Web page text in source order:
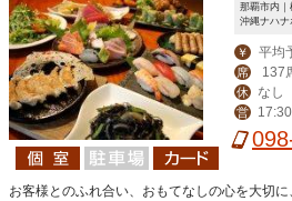
那覇市内｜
沖縄ナハナ
￥ 平均
席 137
休 なし
営
お客様とのふれ合い、おもてなしの心を大切